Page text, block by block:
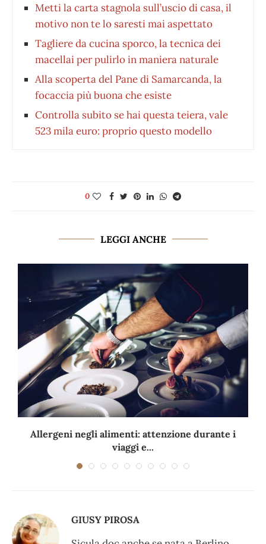
Metti la carta stagnola sull’uscio di casa, il
motivo non te lo saresti mai aspettato
Tagliere da cucina sporco, la tecnica dei
macellai per pulirlo in maniera naturale
Alla scoperta del Pane di Samarcanda, la
focaccia più buona che esiste
Controlla subito se hai questa teiera, vale
523 mila euro: proprio questo modello
0
LEGGI ANCHE
Allergeni negli alimenti: attenzione durante i
viaggi e...
GIUSY PIROSA